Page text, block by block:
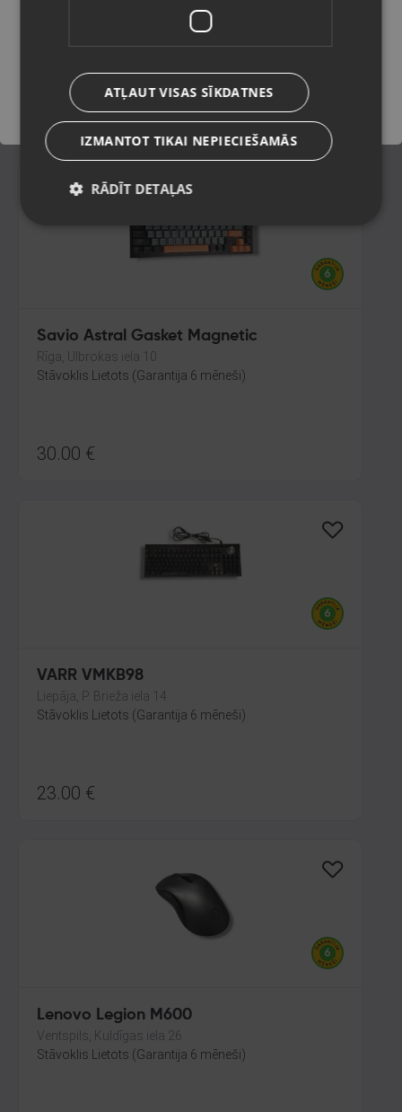
Stāvoklis Lietots (Garantija 6 mēneši)
30.00€
Savio Astral Gasket Magnetic
Rīga, Ulbrokas iela 10
Stāvoklis Lietots (Garantija 6 mēneši)
30.00 €
VARR VMKB98
Liepāja, P. Brieža iela 14
Stāvoklis Lietots (Garantija 6 mēneši)
23.00 €
Lenovo Legion M600
Ventspils, Kuldīgas iela 26
Stāvoklis Lietots (Garantija 6 mēneši)
Saglabāt
ATĻAUT VISAS SĪKDATNES
IZMANTOT TIKAI NEPIECIEŠAMĀS
RĀDĪT DETAĻAS